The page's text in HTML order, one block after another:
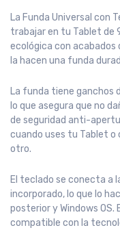
La Funda Universal con
trabajar en tu Tablet de
ecológica con
la hacen una funda
La funda tiene ganchos
lo que asegura que no
de seguridad anti-
cuando uses tu Tablet o
otro.
El teclado se conecta a
incorporado, lo que lo
posterior y Windows OS.
compatible con la